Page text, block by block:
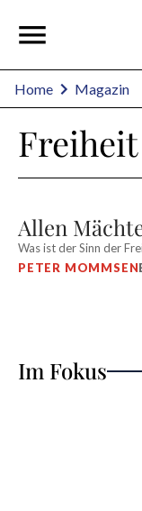
Home Magazin
Freiheit
Allen
Was ist der Sinn der
PETER MOMMSEN
Im Fokus